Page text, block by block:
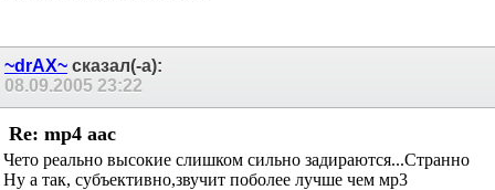
~drAX~ сказал(-а):
08.09.2005 23:22
Re: mp4 aac
Чето реально высокие слишком сильно задираются...Странно
Ну а так, субъективно,звучит поболее лучше чем мр3